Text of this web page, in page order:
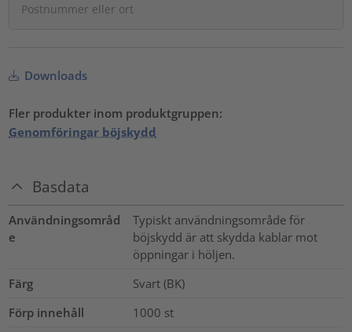
Downloads
Fler produkter inom produktgruppen:
Genomföringar böjskydd
Basdata
Användningsområd
e
Typiskt användningsområde för
böjskydd är att skydda kablar mot
öppningar i höljen.
Färg
Svart (BK)
Förp innehåll
1000 st